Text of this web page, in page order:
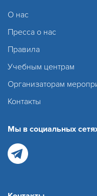
О нас
Пресса о нас
Правила
Учебным центрам
Организаторам
Контакты
Мы в социальных